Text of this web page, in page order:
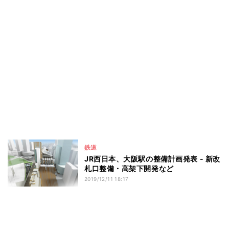
鉄道
JR西日本、大阪駅の整備計画発表 - 新改
札口整備・高架下開発など
2019/12/11 18:17